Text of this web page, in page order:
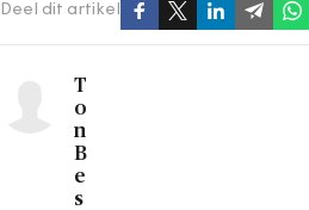
Deel dit artikel
T
o
n
B
e
s